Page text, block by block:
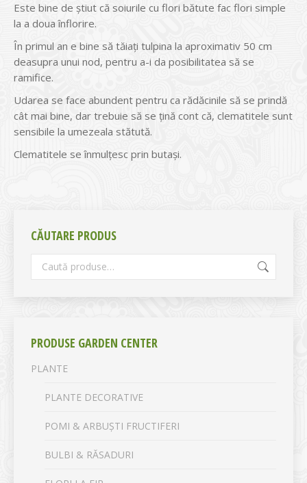
Este bine de ştiut că soiurile cu flori bătute fac flori simple
la a doua înflorire.
În primul an e bine să tăiaţi tulpina la aproximativ 50 cm
deasupra unui nod, pentru a-i da posibilitatea să se
ramifice.
Udarea se face abundent pentru ca rădăcinile să se prindă
cât mai bine, dar trebuie să se țină cont că, clematitele sunt
sensibile la umezeala stătută.
Clematitele se înmulţesc prin butaşi.
CĂUTARE PRODUS
PRODUSE GARDEN CENTER
PLANTE
PLANTE DECORATIVE
POMI & ARBUȘTI FRUCTIFERI
BULBI & RĂSADURI